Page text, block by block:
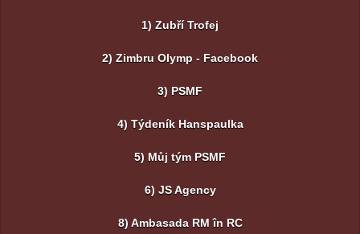
1) Zubří Trofej
2) Zimbru Olymp - Facebook
3) PSMF
4) Týdeník Hanspaulka
5) Můj tým PSMF
6) JS Agency
8) Ambasada RM în RC